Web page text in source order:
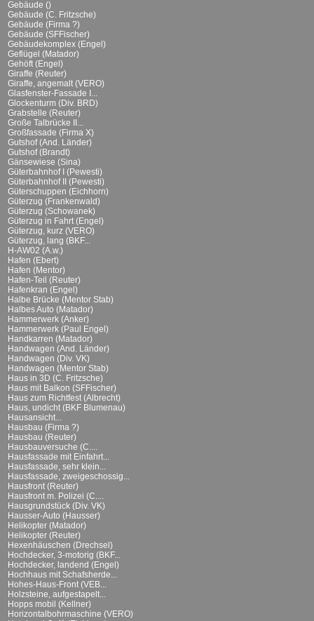
Gebäude ()
Gebäude (C. Fritzsche)
Gebäude (Firma ?)
Gebäude (SFFischer)
Gebäudekomplex (Engel)
Geflügel (Matador)
Gehöft (Engel)
Giraffe (Reuter)
Giraffe, angemalt (VERO)
Glasfenster-Fassade I...
Glockenturm (Div. BRD)
Grabstelle (Reuter)
Große Talbrücke II...
Großfassade (Firma X)
Gutshof (And. Länder)
Gutshof (Brandt)
Gänsewiese (Sina)
Güterbahnhof I (Pewesti)
Güterbahnhof II (Pewesti)
Güterschuppen (Eichhorn)
Güterzug (Frankenwald)
Güterzug (Schowanek)
Güterzug in Fahrt (Engel)
Güterzug, kurz (VERO)
Güterzug, lang (BKF...
H-AW02 (A.w.)
Hafen (Ebert)
Hafen (Mentor)
Hafen-Teil (Reuter)
Hafenkran (Engel)
Halbe Brücke (Mentor Stab)
Halbes Auto (Matador)
Hammerwerk (Anker)
Hammerwerk (Paul Engel)
Handkarren (Matador)
Handwagen (And. Länder)
Handwagen (Div. VK)
Handwagen (Mentor Stab)
Haus in 3D (C. Fritzsche)
Haus mit Balkon (SFFischer)
Haus zum Richtfest (Albrecht)
Haus, undicht (BKF Blumenau)
Hausansicht...
Hausbau (Firma ?)
Hausbau (Reuter)
Hausbauversuche (C....
Hausfassade mit Einfahrt...
Hausfassade, sehr klein...
Hausfassade, zweigeschossig...
Hausfront (Reuter)
Hausfront m. Polizei (C....
Hausgrundstück (Div. VK)
Hausser-Auto (Hausser)
Helikopter (Matador)
Helikopter (Reuter)
Hexenhäuschen (Drechsel)
Hochdecker, 3-motorig (BKF...
Hochdecker, landend (Engel)
Hochhaus mit Schafsherde...
Hohes-Haus-Front (VEB...
Holzsteine, aufgestapelt...
Hopps mobil (Kellner)
Horizontalbohrmaschine (VERO)